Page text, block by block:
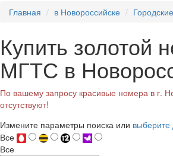
Главная в Новороссийске Городские
Купить золотой
МГТС в
По вашему запросу красивые номера в г.
отсутствуют!
Измените параметры поиска или выберите
Все
Все